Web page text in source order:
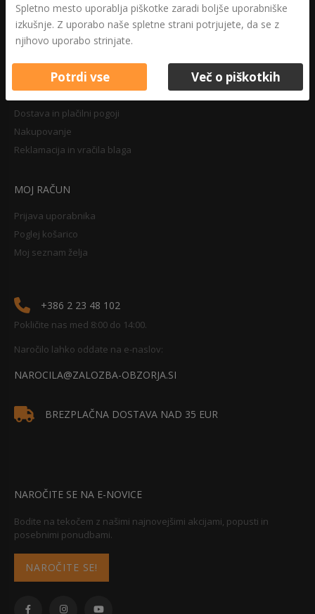
Druga določila
Pravilnik o zasebnosti
Pravno obvestilo
Dostava in plačilni pogoji
Nakupovanje
Reklamacija in vračila blaga
MOJ RAČUN
Prijava uporabnika
Poglej košarico
Moj seznam želja
+386 2 23 48 102
Pokličite nas med 8:00 do 14:00.
Naročilo lahko oddate na e-naslov:
NAROCILA@ZALOZBA-OBZORJA.SI
BREZPLAČNA DOSTAVA NAD 35 EUR
NAROČITE SE NA E-NOVICE
Bodite na tekočem z našimi najnovejšimi akcijami, popusti in
posebnimi ponudbami.
NAROČITE SE!
Spletno mesto uporablja piškotke zaradi boljše uporabniške
izkušnje. Z uporabo naše spletne strani potrjujete, da se z
njihovo uporabo strinjate.
Potrdi vse Več o piškotkih